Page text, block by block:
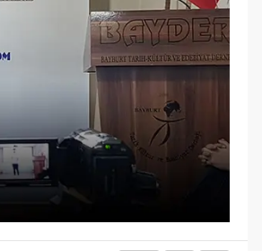
adet mesnevi tarzı eseriyle
hamse sahibi kabul edilir aynı
zamanda. Taşlıcalı Yahya’nın beş
mesnevisinden birisi 1537
tarihinde kaleme aldığı Şah u
Geda adlı eseridir. ‘On Yedinci
Asırda Bir Bahar...